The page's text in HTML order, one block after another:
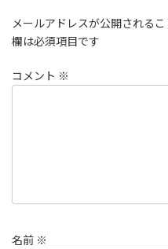
メールアドレスが公開されるこ
欄は必須項目です
コメント ※
名前 ※